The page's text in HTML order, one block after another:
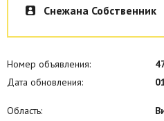
Стоимость аренды рассчитывается
-количества суток.
Цена, указанная на сайте, не
период более 20 суток.
Снежана Собственник
Номер объявления:
Дата обновления:
Область: